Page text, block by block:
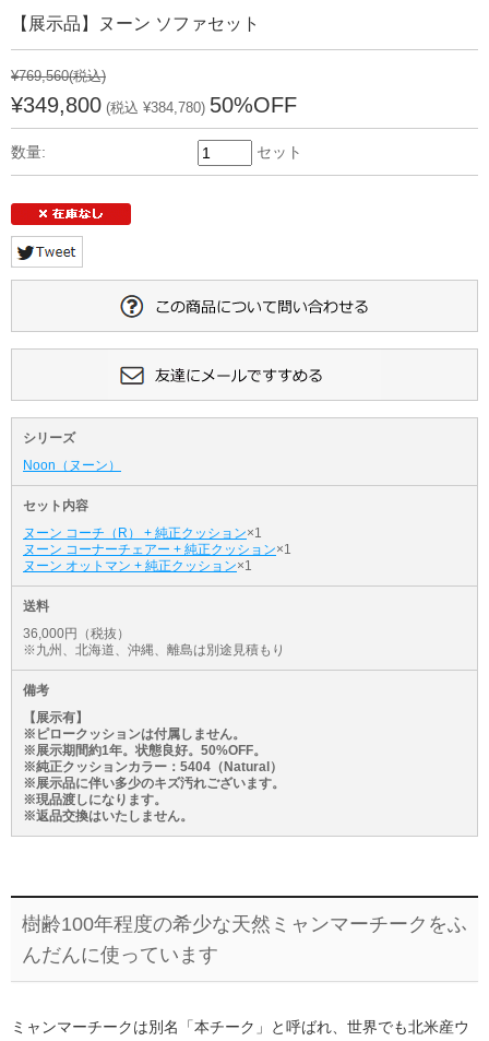
【展示品】ヌーン ソファセット
¥769,560(税込)
¥349,800 (税込 ¥384,780) 50%OFF
数量: セット
シリーズ
Noon（ヌーン）
セット内容
ヌーン コーチ（R） + 純正クッション×1
ヌーン コーナーチェアー + 純正クッション×1
ヌーン オットマン + 純正クッション×1
送料
36,000円（税抜）
※九州、北海道、沖縄、離島は別途見積もり
備考
【展示有】
※ピロークッションは付属しません。
※展示期間約1年。状態良好。50%OFF。
※純正クッションカラー：5404（Natural）
※展示品に伴い多少のキズ汚れございます。
※現品渡しになります。
※返品交換はいたしません。
樹齢100年程度の希少な天然ミャンマーチークをふ
んだんに使っています
ミャンマーチークは別名「本チーク」と呼ばれ、世界でも北米産ウ